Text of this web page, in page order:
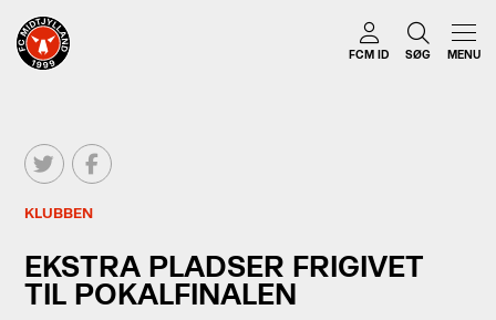
FCM ID SØG MENU
KLUBBEN
EKSTRA PLADSER FRIGIVET
TIL POKALFINALEN